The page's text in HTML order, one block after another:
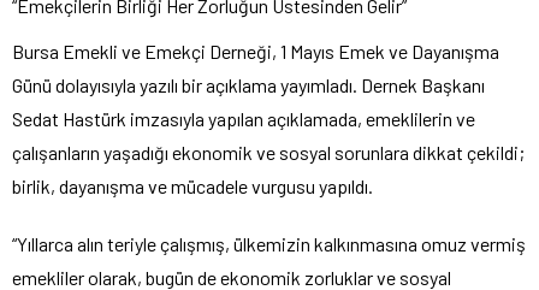
“Emekçilerin Birliği Her Zorluğun Üstesinden Gelir”
Bursa Emekli ve Emekçi Derneği, 1 Mayıs Emek ve Dayanışma
Günü dolayısıyla yazılı bir açıklama yayımladı. Dernek Başkanı
Sedat Hastürk imzasıyla yapılan açıklamada, emeklilerin ve
çalışanların yaşadığı ekonomik ve sosyal sorunlara dikkat çekildi;
birlik, dayanışma ve mücadele vurgusu yapıldı.
“Yıllarca alın teriyle çalışmış, ülkemizin kalkınmasına omuz vermiş
emekliler olarak, bugün de ekonomik zorluklar ve sosyal